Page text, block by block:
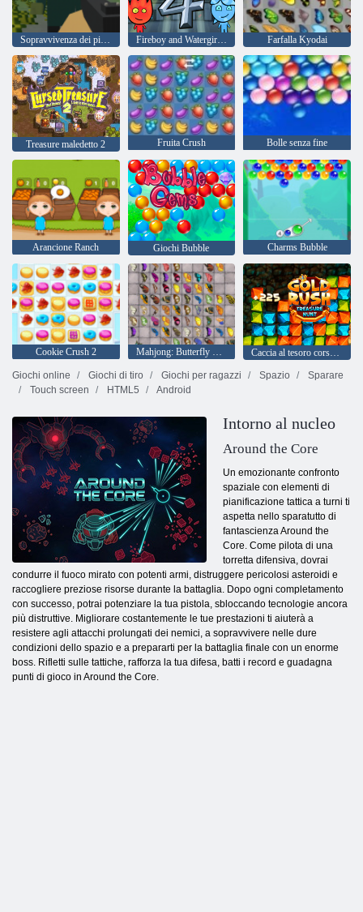
Sopravvivenza dei pixel Fireboy and Watergirl 4: Tempio di Cristallo Farfalla Kyodai
Treasure maledetto 2 Fruita Crush Bolle senza fine
Arancione Ranch Giochi Bubble Charms Bubble
Cookie Crush 2 Mahjong: Butterfly Kyodai HD
Caccia al tesoro corsa all'oro
Giochi online
Giochi di tiro Giochi per ragazzi Spazio
Sparare
Touch screen
HTML5 Android
Intorno al nucleo
Around the Core
Un emozionante confronto
spaziale con elementi di
pianificazione tattica a turni ti
aspetta nello sparatutto di
fantascienza Around the
Core. Come pilota di una
torretta difensiva, dovrai
condurre il fuoco mirato con potenti armi, distruggere pericolosi asteroidi e
raccogliere preziose risorse durante la battaglia. Dopo ogni completamento
con successo, potrai potenziare la tua pistola, sbloccando tecnologie ancora
più distruttive. Migliorare costantemente le tue prestazioni ti aiuterà a
resistere agli attacchi prolungati dei nemici, a sopravvivere nelle dure
condizioni dello spazio e a prepararti per la battaglia finale con un enorme
boss. Rifletti sulle tattiche, rafforza la tua difesa, batti i record e guadagna
punti di gioco in Around the Core.